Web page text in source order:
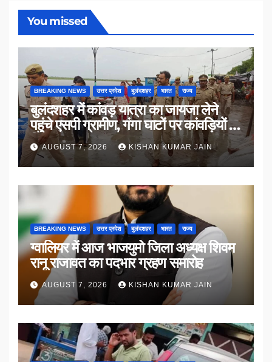
You missed
BREAKING NEWS उत्तर प्रदेश बुलंदशहर भारत राज्य
बुलंदशहर में कांवड़ यात्रा का जायजा लेने
पहुंचे एसपी ग्रामीण, गंगा घाटों पर कांवड़ियों से
किया संवाद
AUGUST 7, 2026 KISHAN KUMAR JAIN
BREAKING NEWS उत्तर प्रदेश बुलंदशहर भारत राज्य
ग्वालियर में आज भाजयुमो जिला अध्यक्ष शिवम
रानू राजावत का पदभार ग्रहण समारोह
AUGUST 7, 2026 KISHAN KUMAR JAIN